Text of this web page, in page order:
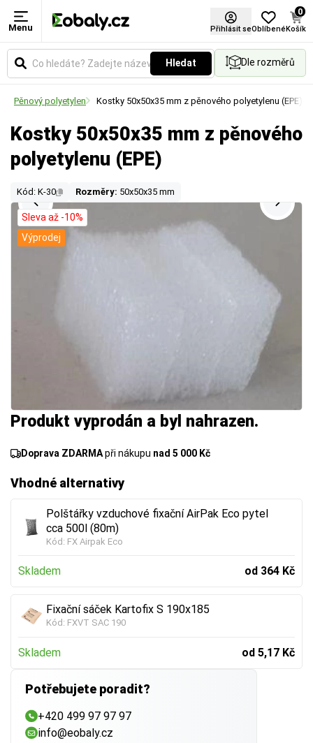
Menu Přihlásit seOblíbené
0
Košík
Hledat Dle rozměrů
Pěnový polyetylen Kostky 50x50x35 mm z pěnového polyetylenu (EPE)
Kostky 50x50x35 mm z pěnového
polyetylenu (EPE)
Kód: K-30 Rozměry: 50x50x35 mm
Produkt vyprodán a byl nahrazen.
Doprava ZDARMApři nákupu nad 5 000 Kč
Vhodné alternativy
Polštářky vzduchové fixační AirPak Eco pytel
cca 500l (80m)
Kód: FX Airpak Eco
Skladem od 364 Kč
Fixační sáček Kartofix S 190x185
Kód: FXVT SAC 190
Skladem od 5,17 Kč
Potřebujete poradit?
+420 499 97 97 97
info@eobaly.cz
Sleva až -10%
Výprodej